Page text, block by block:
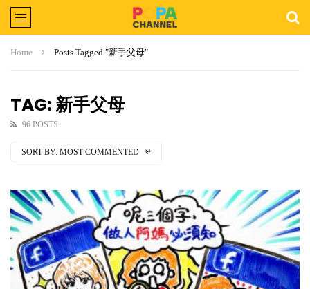
Home Posts Tagged "新手父母"
TAG: 新手父母
96 POSTS
SORT BY: MOST COMMENTED